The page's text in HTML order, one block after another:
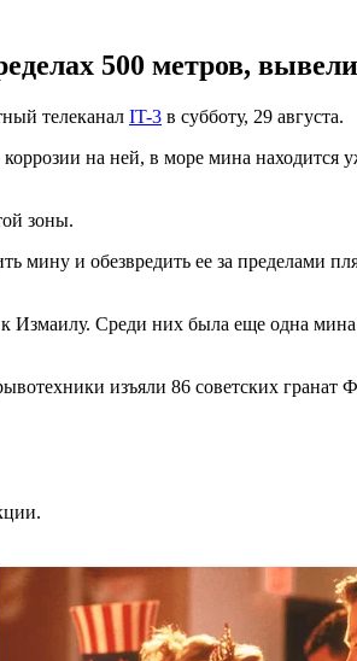
500 метров,
телеканал IT-3 в субботу, 29 августа.
на ней, в море мина находится
зоны.
мину и обезвредить ее за пределами
Измаилу. Среди них была еще одна
изъяли 86 советских гранат